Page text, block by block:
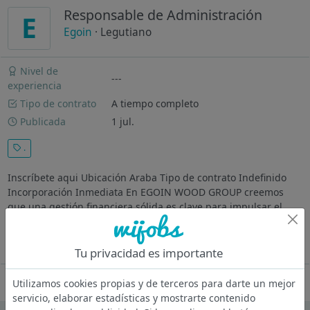
E Responsable de Administración
Egoin · Legutiano
Nivel de
experiencia
---
Tipo de contrato
A tiempo completo
Publicada
1 jul.
.
Inscríbete aqui Ubicación Araba Tipo de contrato Indefinido
Incorporación Inmediata En EGOIN WOOD GROUP creemos
que una gestión financiera sólida es clave para impulsar el
crecimiento y la sostenibilidad del negocio. Por ello, buscamos
Oferta desactivada
Tu privacidad es importante
Utilizamos cookies propias y de terceros para darte un mejor
servicio, elaborar estadísticas y mostrarte contenido